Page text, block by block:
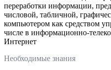
переработки информации,
числовой, табличной,
компьютером как средством
числе в информационно-
Интернет
Необходимые знания